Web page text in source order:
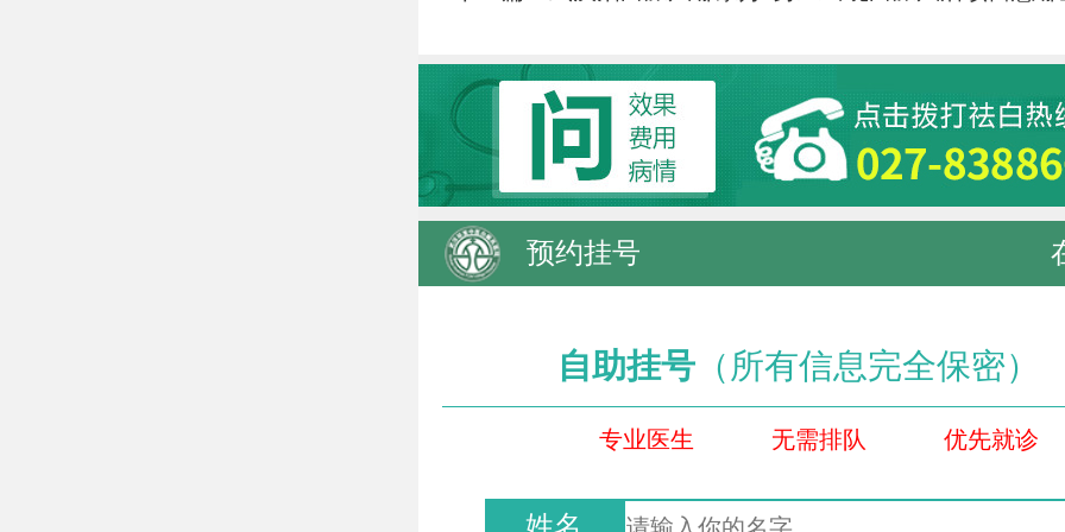
预约挂号
自助挂号 （所有信息完全保密）
专业医生 无需排队 优先就诊